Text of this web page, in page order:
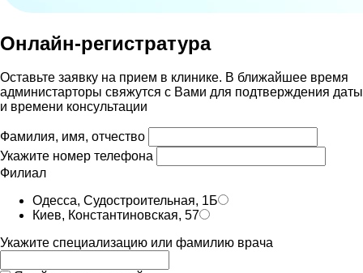
Онлайн-регистратура
Оставьте заявку на прием в клинике. В ближайшее время
администарторы свяжутся с Вами для подтверждения даты
и времени консультации
Фамилия, имя, отчество
Укажите номер телефона
Филиал
Одесса, Судостроительная, 1Б
Киев, Константиновская, 57
Укажите специализацию или фамилию врача